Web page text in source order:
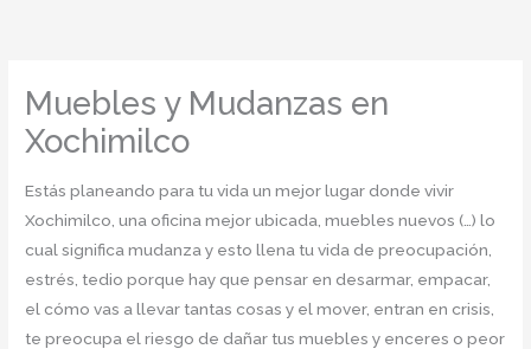
Muebles y Mudanzas en
Xochimilco
Estás planeando para tu vida un mejor lugar donde vivir
Xochimilco, una oficina mejor ubicada, muebles nuevos (…) lo
cual significa mudanza y esto llena tu vida de preocupación,
estrés, tedio porque hay que pensar en desarmar, empacar,
el cómo vas a llevar tantas cosas y el mover, entran en crisis,
te preocupa el riesgo de dañar tus muebles y enceres o peor